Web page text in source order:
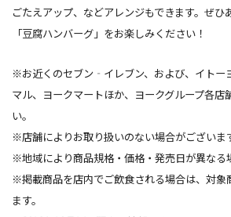
ごたえアップ、などアレンジもできます。ぜひ
「豆腐ハンバーグ」をお楽しみください！
※お近くのセブン‐イレブン、および、イトー
マル、ヨークマートほか、ヨークグループ各店
い。
※店舗によりお取り扱いのない場合がございま
※地域により商品規格・価格・発売日が異なる
※掲載商品を店内でご飲食される場合は、対象
ます。